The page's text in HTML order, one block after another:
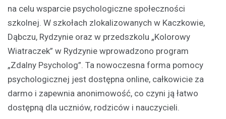
na celu wsparcie psychologiczne społeczności
szkolnej. W szkołach zlokalizowanych w Kaczkowie,
Dąbczu, Rydzynie oraz w przedszkolu „Kolorowy
Wiatraczek” w Rydzynie wprowadzono program
„Zdalny Psycholog”. Ta nowoczesna forma pomocy
psychologicznej jest dostępna online, całkowicie za
darmo i zapewnia anonimowość, co czyni ją łatwo
dostępną dla uczniów, rodziców i nauczycieli.